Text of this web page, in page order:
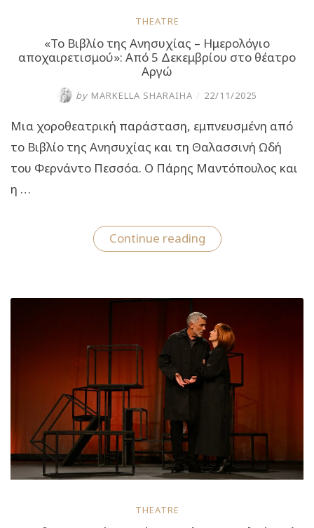
THEATRE
«Το Βιβλίο της Ανησυχίας – Ημερολόγιο
αποχαιρετισμού»: Από 5 Δεκεμβρίου στο θέατρο
Αργώ
by MARKELLA SHARAIHA / 22/11/2025
Mια χοροθεατρική παράσταση, εμπνευσμένη από
το Βιβλίο της Ανησυχίας και τη Θαλασσινή Ωδή
του Φερνάντο Πεσσόα. Ο Πάρης Μαντόπουλος και
η …
Continue reading“«Το
Βιβλίο
Ημερολόγιο
Από
5
Δεκεμβρίου
στο
θέατρο
Αργώ”
THEATRE